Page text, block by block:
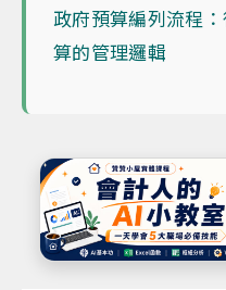
政府預算編列流程
算的管理邏輯